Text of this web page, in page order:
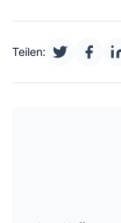
Teilen: